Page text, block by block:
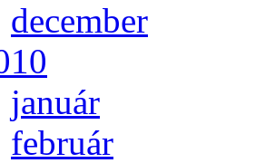
de­cem­ber
ja­nu­ár
feb­ru­ár